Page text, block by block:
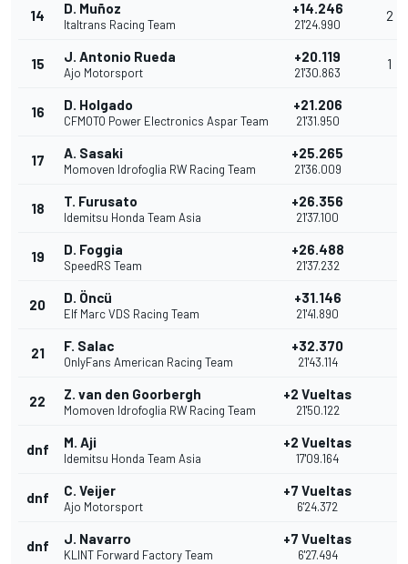
14 D. Muñoz
Italtrans Racing Team
+14.246
21'24.990
2
15 J. Antonio Rueda
Ajo Motorsport
+20.119
21'30.863
1
16 D. Holgado
CFMOTO Power Electronics Aspar Team
+21.206
21'31.950
17 A. Sasaki
Momoven Idrofoglia RW Racing Team
+25.265
21'36.009
18 T. Furusato
Idemitsu Honda Team Asia
+26.356
21'37.100
19 D. Foggia
SpeedRS Team
+26.488
21'37.232
20 D. Öncü
Elf Marc VDS Racing Team
+31.146
21'41.890
21 F. Salac
OnlyFans American Racing Team
+32.370
21'43.114
22 Z. van den Goorbergh
Momoven Idrofoglia RW Racing Team
+2 Vueltas
21'50.122
dnf M. Aji
Idemitsu Honda Team Asia
+2 Vueltas
17'09.164
dnf C. Veijer
Ajo Motorsport
+7 Vueltas
6'24.372
dnf J. Navarro
KLINT Forward Factory Team
+7 Vueltas
6'27.494